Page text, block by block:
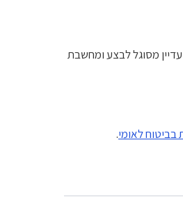
מסוגל לבצע ומחשבת
בביטוח לאומי.